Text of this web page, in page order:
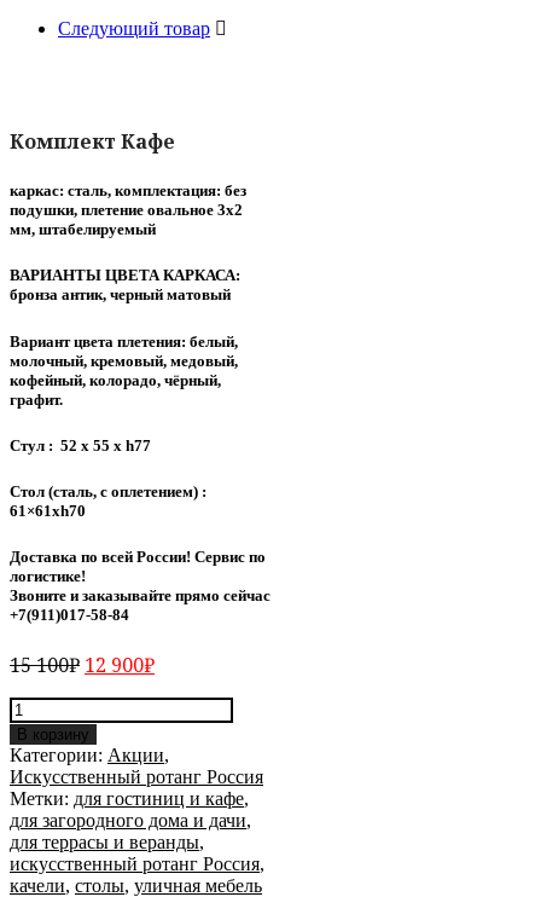
Следующий товар
Комплект Кафе
каркас: сталь, комплектация: без
подушки, плетение овальное 3х2
мм, штабелируемый
ВАРИАНТЫ ЦВЕТА КАРКАСА:
бронза антик, черный матовый
Вариант цвета плетения: белый,
молочный, кремовый, медовый,
кофейный, колорадо, чёрный,
графит.
Стул : 52 x 55 x h77
Стол (сталь, с оплетением) :
61×61хh70
Доставка по всей России! Сервис по
логистике!
Звоните и заказывайте прямо сейчас
+7(911)017-58-84
15 100₽ 12 900₽
Количество
Комплект
Кафе
В корзину
Категории: Акции,
Искусственный ротанг Россия
Метки: для гостиниц и кафе,
для загородного дома и дачи,
для террасы и веранды,
искусственный ротанг Россия,
качели, столы, уличная мебель